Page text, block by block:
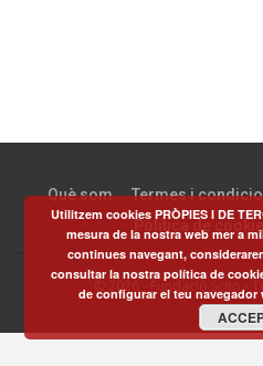
Què som Termes i
© 2026 - Fundació Scito -
Utilitzem cookies PRÒPIES I DE
mesura de la nostra web mer a
continues navegant,
consultar la nostra política de
de configurar el teu